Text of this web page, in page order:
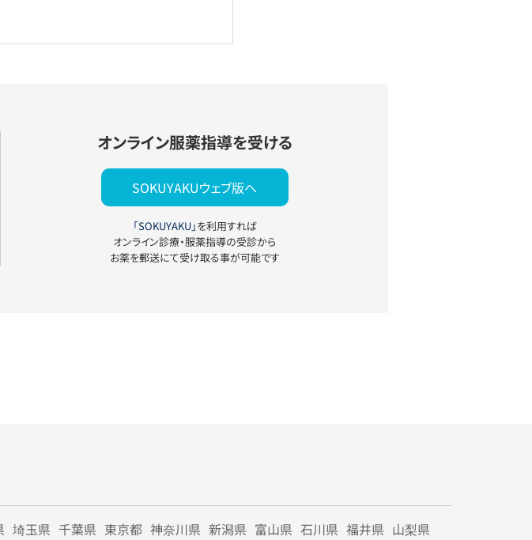
オンライン服薬指導を受ける
SOKUYAKUウェブ版へ
「SOKUYAKU」を利用すれば
オンライン診療・服薬指導の受診から
お薬を郵送にて受け取る事が可能です
埼玉県 千葉県 東京都 神奈川県 新潟県 富山県 石川県 福井県 山梨県